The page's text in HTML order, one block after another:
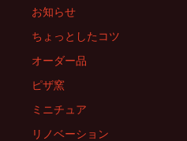
お知らせ
ちょっとしたコツ
オーダー品
ピザ窯
ミニチュア
リノベーション